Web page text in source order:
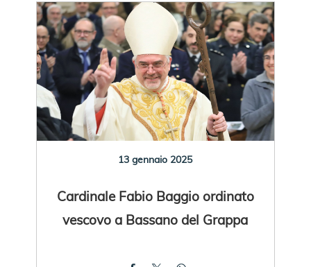
13 gennaio 2025
Cardinale Fabio Baggio ordinato
vescovo a Bassano del Grappa